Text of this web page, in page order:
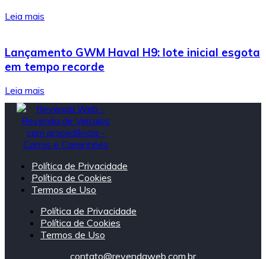
Leia mais
Lançamento GWM Haval H9: lote inicial esgota
em tempo recorde
Leia mais
Política de Privacidade
Política de Cookies
Termos de Uso
Política de Privacidade
Política de Cookies
Termos de Uso
contato@revendaweb.com.br